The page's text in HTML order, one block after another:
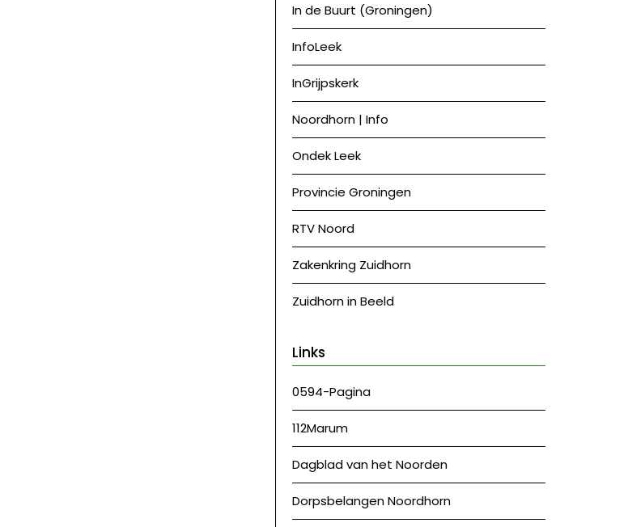
In de Buurt (Groningen)
InfoLeek
InGrijpskerk
Noordhorn | Info
Ondek Leek
Provincie Groningen
RTV Noord
Zakenkring Zuidhorn
Zuidhorn in Beeld
Links
0594-Pagina
112Marum
Dagblad van het Noorden
Dorpsbelangen Noordhorn